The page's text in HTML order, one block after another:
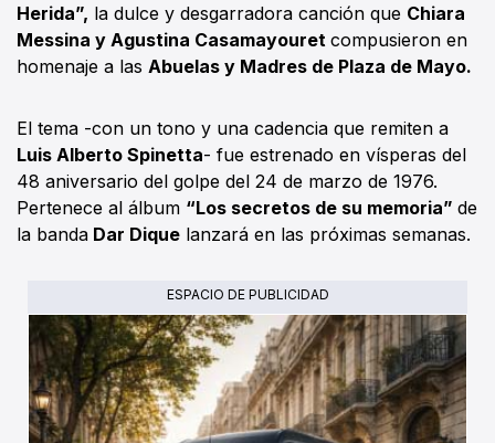
Herida”, la dulce y desgarradora canción que Chiara
Messina y Agustina Casamayouret compusieron en
homenaje a las Abuelas y Madres de Plaza de Mayo.
El tema -con un tono y una cadencia que remiten a
Luis Alberto Spinetta- fue estrenado en vísperas del
48 aniversario del golpe del 24 de marzo de 1976.
Pertenece al álbum “Los secretos de su memoria” de
la banda Dar Dique lanzará en las próximas semanas.
ESPACIO DE PUBLICIDAD